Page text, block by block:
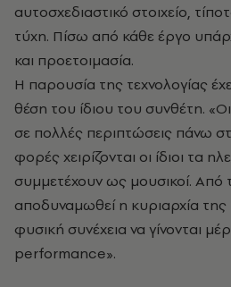
αυτοσχεδιαστικό στοιχείο,
τύχη. Πίσω από κάθε έργο
και προετοιμασία.
Η παρουσία της τεχνολογίας
θέση του ίδιου του συνθέτη.
σε πολλές περιπτώσεις πάνω
φορές χειρίζονται οι ίδιοι τα
συμμετέχουν ως μουσικοί. Από
αποδυναμωθεί η κυριαρχία της
φυσική συνέχεια να γίνονται
performance».